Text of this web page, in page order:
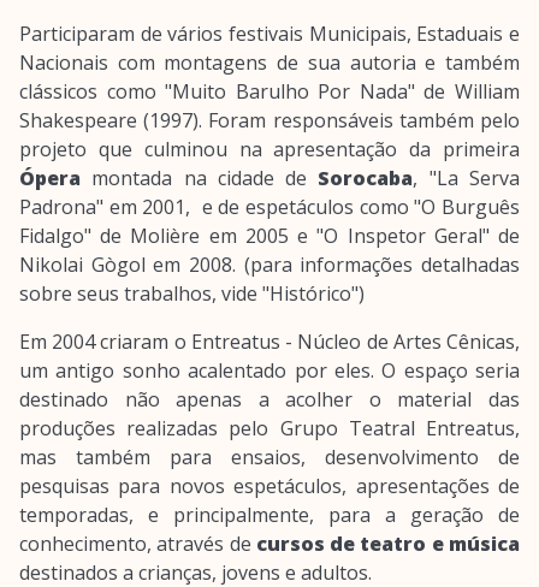
Participaram de vários festivais Municipais, Estaduais e
Nacionais com montagens de sua autoria e também
clássicos como "Muito Barulho Por Nada" de William
Shakespeare (1997). Foram responsáveis também pelo
projeto que culminou na apresentação da primeira
Ópera montada na cidade de Sorocaba, "La Serva
Padrona" em 2001, e de espetáculos como "O Burguês
Fidalgo" de Molière em 2005 e "O Inspetor Geral" de
Nikolai Gògol em 2008. (para informações detalhadas
sobre seus trabalhos, vide "Histórico")
Em 2004 criaram o Entreatus - Núcleo de Artes Cênicas,
um antigo sonho acalentado por eles. O espaço seria
destinado não apenas a acolher o material das
produções realizadas pelo Grupo Teatral Entreatus,
mas também para ensaios, desenvolvimento de
pesquisas para novos espetáculos, apresentações de
temporadas, e principalmente, para a geração de
conhecimento, através de cursos de teatro e música
destinados a crianças, jovens e adultos.